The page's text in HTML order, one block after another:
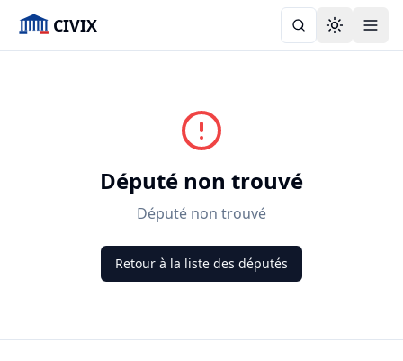
CIVIX Toggle
Député non trouvé
Député non trouvé
Retour à la liste des députés